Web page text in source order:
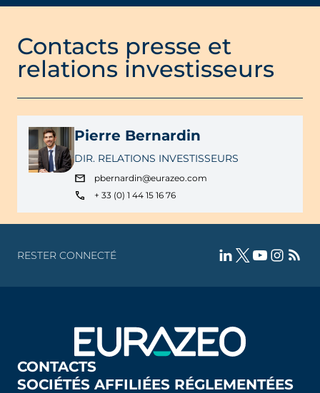
Contacts presse et
relations investisseurs
Pierre Bernardin
DIR. RELATIONS INVESTISSEURS
pbernardin@eurazeo.com
+ 33 (0) 1 44 15 16 76
RESTER CONNECTÉ
CONTACTS
SOCIÉTÉS AFFILIÉES RÉGLEMENTÉES